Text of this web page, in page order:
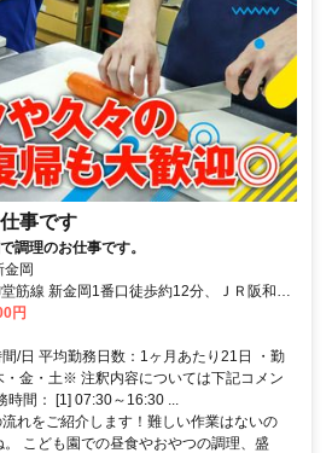
事です
調理のお仕事です。
岡
筋線 新金岡1番口徒歩約12分、ＪＲ阪和線
OsakaMetro御堂筋線 北花田4番口徒歩約
円
/日 平均勤務日数：1ヶ月あたり21日 ・勤
・金・土※ 注釈内容については下記コメン
時間： [1] 07:30～16:30 ...
れをご紹介します！難しい作業はないの
こども園での昼食やおやつの調理、盛